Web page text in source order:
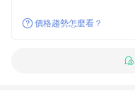
價格趨勢怎麼看？